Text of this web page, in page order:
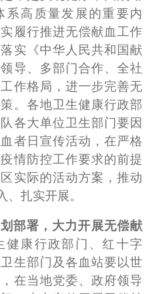
系高质量发展的重要内
履行推进无偿献血工作
实《中华人民共和国献
导、多部门合作、全社
作格局，进一步完善无
。各地卫生健康行政部
各大单位卫生部门要因
者日宣传活动，在严格
情防控工作要求的前提
实际的活动方案，推动
扎实开展。
划部署，大力开展无偿献
健康行政部门、红十字
生部门及各血站要以世
在当地党委、政府领导